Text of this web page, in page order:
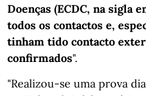
Doenças (ECDC, na sigla
todos os contactos e,
tinham tido contacto
confirmados".
"Realizou-se uma prova